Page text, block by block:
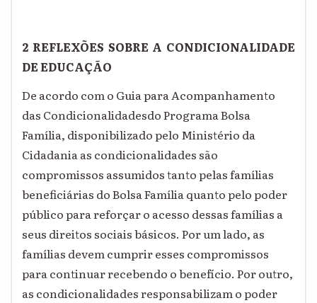
2 REFLEXÕES SOBRE A CONDICIONALIDADE
DE EDUCAÇÃO
De acordo com o Guia para Acompanhamento
das Condicionalidadesdo Programa Bolsa
Família, disponibilizado pelo Ministério da
Cidadania as condicionalidades são
compromissos assumidos tanto pelas famílias
beneficiárias do Bolsa Família quanto pelo poder
público para reforçar o acesso dessas famílias a
seus direitos sociais básicos. Por um lado, as
famílias devem cumprir esses compromissos
para continuar recebendo o benefício. Por outro,
as condicionalidades responsabilizam o poder